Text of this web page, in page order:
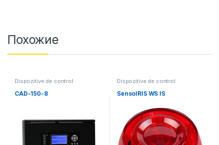
Похожие
Dispozitive de control
CAD-150-8
Dispozitive de control
SensoIRIS WS IS